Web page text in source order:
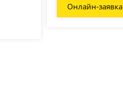
Онлайн-заявка